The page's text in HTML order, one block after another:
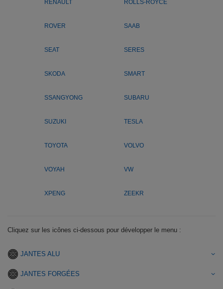
RENAULT ROLLS-ROYCE
ROVER SAAB
SEAT SERES
SKODA SMART
SSANGYONG SUBARU
SUZUKI TESLA
TOYOTA VOLVO
VOYAH VW
XPENG ZEEKR
Cliquez sur les icônes ci-dessous pour développer le menu :
JANTES ALU
JANTES FORGÉES